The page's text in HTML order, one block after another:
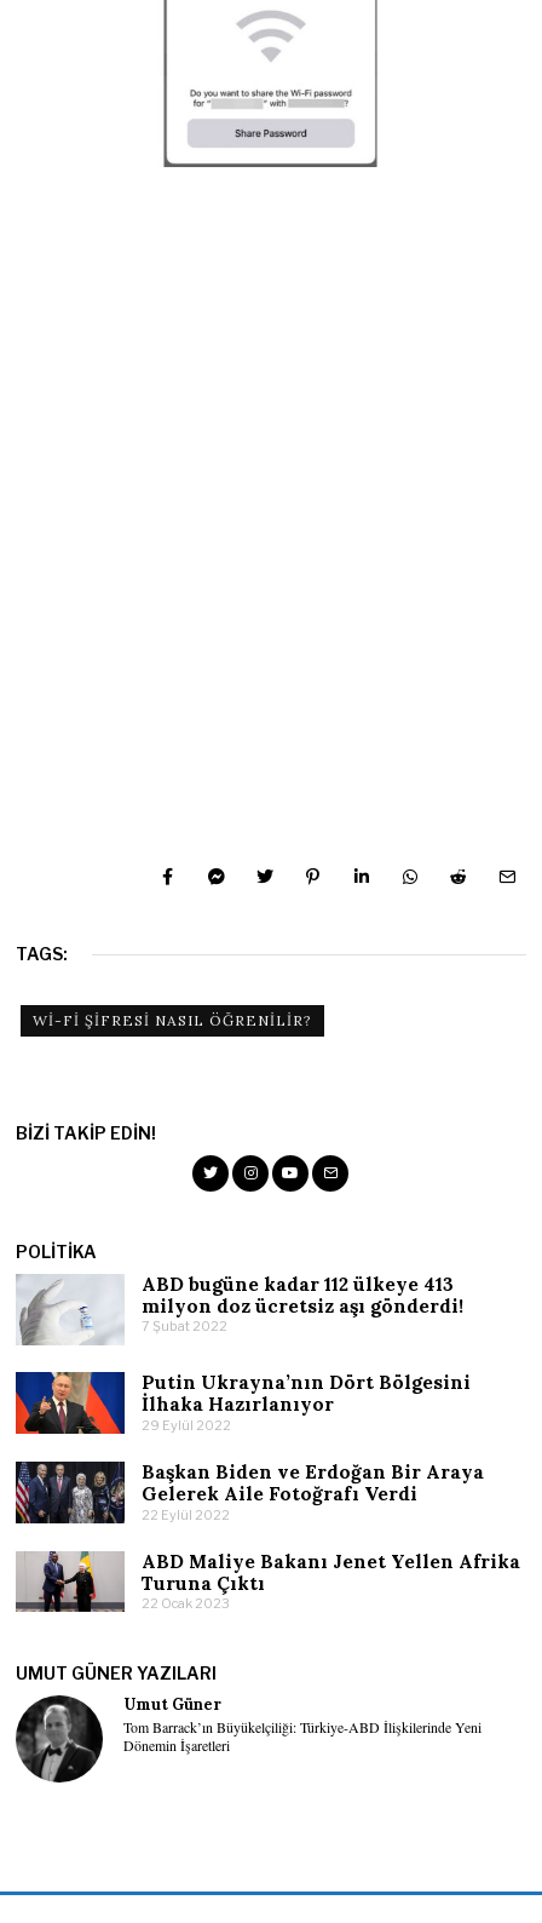
TAGS:
WI-FI ŞIFRESI NASIL ÖĞRENILIR?
BIZI TAKIP EDIN!
POLITIKA
ABD bugüne kadar 112 ülkeye 413
milyon doz ücretsiz aşı gönderdi!
7 Şubat 2022
Putin Ukrayna’nın Dört Bölgesini
İlhaka Hazırlanıyor
29 Eylül 2022
Başkan Biden ve Erdoğan Bir Araya
Gelerek Aile Fotoğrafı Verdi
22 Eylül 2022
ABD Maliye Bakanı Jenet Yellen Afrika
Turuna Çıktı
22 Ocak 2023
UMUT GÜNER YAZILARI
Umut Güner
Tom Barrack’ın Büyükelçiliği: Türkiye-ABD İlişkilerinde Yeni
Dönemin İşaretleri